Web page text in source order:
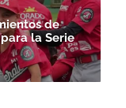
de
la Serie